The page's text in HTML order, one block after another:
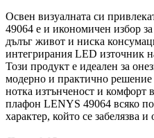
Освен визуалната си
49064 е и икономичен избор
дълъг живот и ниска
интегрирания LED източник
Този продукт е идеален за
модерно и практично решение
нотка изтънченост и
плафон LENYS 49064 всяко
характер, който се забелязва и